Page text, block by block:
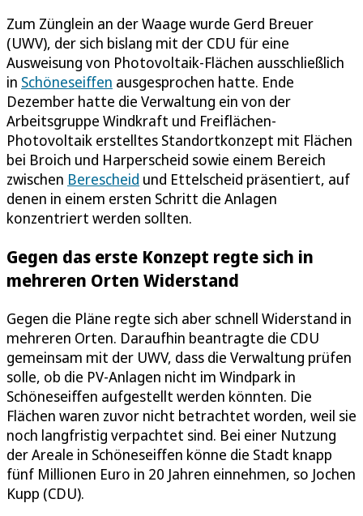
Zum Zünglein an der Waage wurde Gerd Breuer
(UWV), der sich bislang mit der CDU für eine
Ausweisung von Photovoltaik-Flächen ausschließlich
in Schöneseiffen ausgesprochen hatte. Ende
Dezember hatte die Verwaltung ein von der
Arbeitsgruppe Windkraft und Freiflächen-
Photovoltaik erstelltes Standortkonzept mit Flächen
bei Broich und Harperscheid sowie einem Bereich
zwischen Berescheid und Ettelscheid präsentiert, auf
denen in einem ersten Schritt die Anlagen
konzentriert werden sollten.
Gegen das erste Konzept regte sich in
mehreren Orten Widerstand
Gegen die Pläne regte sich aber schnell Widerstand in
mehreren Orten. Daraufhin beantragte die CDU
gemeinsam mit der UWV, dass die Verwaltung prüfen
solle, ob die PV-Anlagen nicht im Windpark in
Schöneseiffen aufgestellt werden könnten. Die
Flächen waren zuvor nicht betrachtet worden, weil sie
noch langfristig verpachtet sind. Bei einer Nutzung
der Areale in Schöneseiffen könne die Stadt knapp
fünf Millionen Euro in 20 Jahren einnehmen, so Jochen
Kupp (CDU).